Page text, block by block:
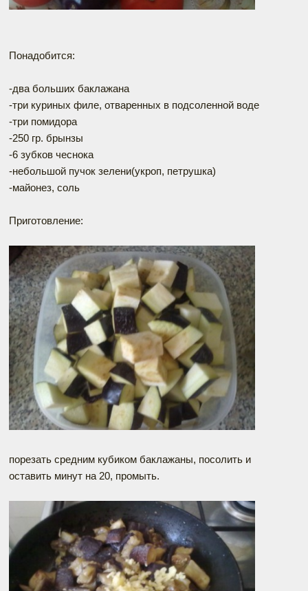
Понадобится:
-два больших баклажана
-три куриных филе, отваренных в подсоленной воде
-три помидора
-250 гр. брынзы
-6 зубков чеснока
-небольшой пучок зелени(укроп, петрушка)
-майонез, соль
Приготовление:
порезать средним кубиком баклажаны, посолить и
оставить минут на 20, промыть.